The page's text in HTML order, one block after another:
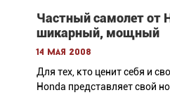
Частный самолет от
шикарный, мощный
14 мая 2008
Для тех, кто ценит себя и
Honda представляет свой